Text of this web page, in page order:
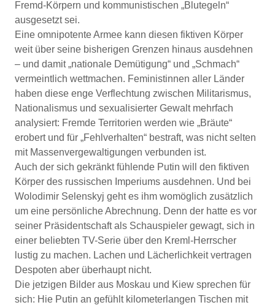
Fremd-Körpern und kommunistischen „Blutegeln“
ausgesetzt sei.
Eine omnipotente Armee kann diesen fiktiven Körper
weit über seine bisherigen Grenzen hinaus ausdehnen
– und damit „nationale Demütigung“ und „Schmach“
vermeintlich wettmachen. Feministinnen aller Länder
haben diese enge Verflechtung zwischen Militarismus,
Nationalismus und sexualisierter Gewalt mehrfach
analysiert: Fremde Territorien werden wie „Bräute“
erobert und für „Fehlverhalten“ bestraft, was nicht selten
mit Massenvergewaltigungen verbunden ist.
Auch der sich gekränkt fühlende Putin will den fiktiven
Körper des russischen Imperiums ausdehnen. Und bei
Wolodimir Selenskyj geht es ihm womöglich zusätzlich
um eine persönliche Abrechnung. Denn der hatte es vor
seiner Präsidentschaft als Schauspieler gewagt, sich in
einer beliebten TV-Serie über den Kreml-Herrscher
lustig zu machen. Lachen und Lächerlichkeit vertragen
Despoten aber überhaupt nicht.
Die jetzigen Bilder aus Moskau und Kiew sprechen für
sich: Hie Putin an gefühlt kilometerlangen Tischen mit